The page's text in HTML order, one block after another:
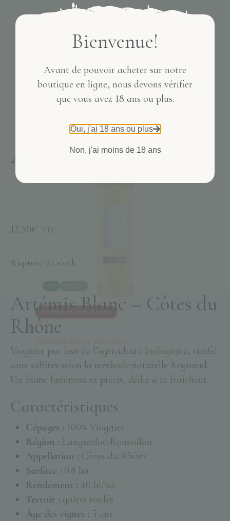
VICTIME DE SON SUCCÈS
Artémis blanc
12,50€ TTC
Rupture de stock
Artémis Blanc – Côtes du
Rhône
Viognier pur issu de l’agriculture biologique, vinifié
sans sulfites selon la méthode naturelle Reynaud.
Un blanc lumineux et précis, dédié à la fraîcheur.
Caractéristiques
Cépages : 100% Viognier
Région : Languedoc-Roussillon
Appellation : Côtes-du-Rhône
Surface : 0.8 ha
Rendement : 40 hl/ha
Terroir : galets roulés
Âge des vignes : 5 ans
Bienvenue!
Avant de pouvoir acheter sur notre
boutique en ligne, nous devons vérifier
que vous avez 18 ans ou plus.
Oui, j'ai 18 ans ou plus
Non, j'ai moins de 18 ans